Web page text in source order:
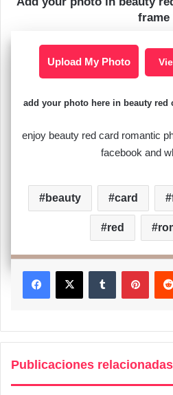
frame
Upload My Photo
add your photo here in beauty red
enjoy beauty red card romantic
facebook and
beauty card
red
Facebook
X Tumblr
Publicaciones relacionadas